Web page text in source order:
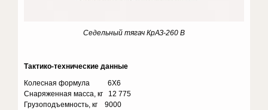
Седельный тягач КрАЗ-260 В
Тактико-технические данные
Колесная формула 6X6
Снаряженная масса, кг 12 775
Грузоподъемность, кг 9000